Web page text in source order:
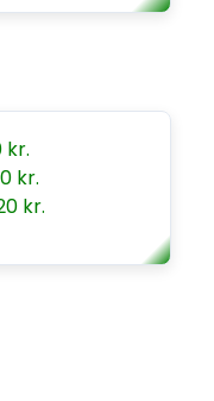
kr.
kr.
kr.